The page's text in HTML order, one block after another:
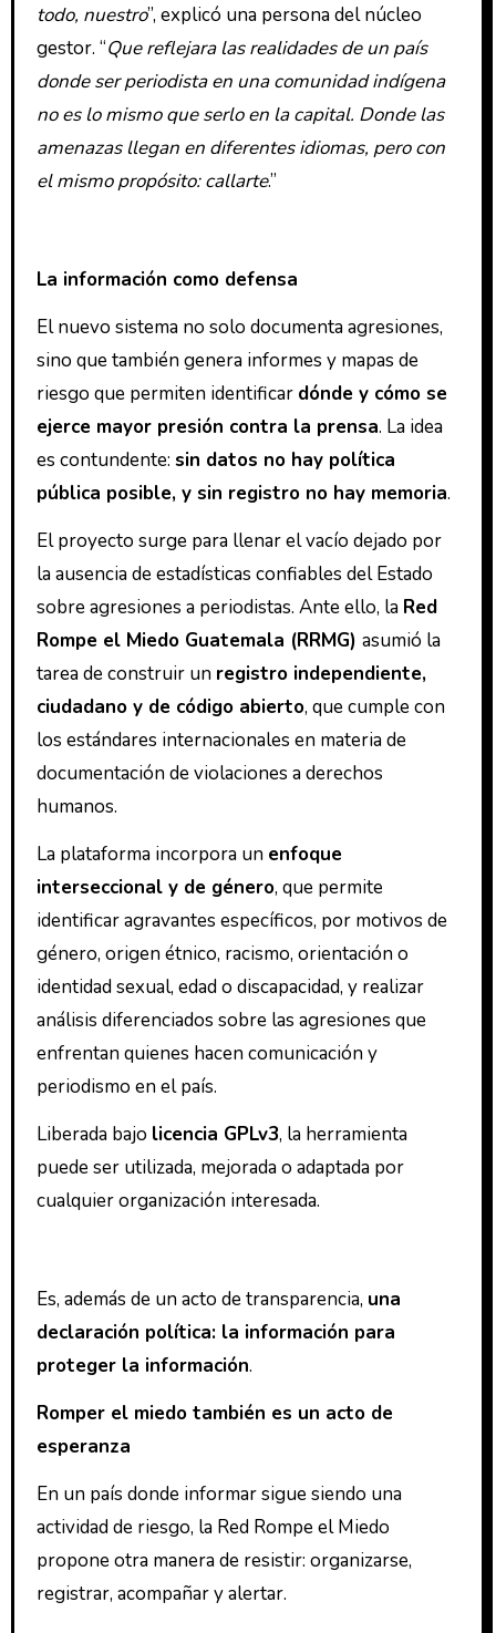
todo, nuestro”, explicó una persona del núcleo
gestor. “Que reflejara las realidades de un país
donde ser periodista en una comunidad indígena
no es lo mismo que serlo en la capital. Donde las
amenazas llegan en diferentes idiomas, pero con
el mismo propósito: callarte.”
La información como defensa
El nuevo sistema no solo documenta agresiones,
sino que también genera informes y mapas de
riesgo que permiten identificar dónde y cómo se
ejerce mayor presión contra la prensa. La idea
es contundente: sin datos no hay política
pública posible, y sin registro no hay memoria.
El proyecto surge para llenar el vacío dejado por
la ausencia de estadísticas confiables del Estado
sobre agresiones a periodistas. Ante ello, la Red
Rompe el Miedo Guatemala (RRMG) asumió la
tarea de construir un registro independiente,
ciudadano y de código abierto, que cumple con
los estándares internacionales en materia de
documentación de violaciones a derechos
humanos.
La plataforma incorpora un enfoque
interseccional y de género, que permite
identificar agravantes específicos, por motivos de
género, origen étnico, racismo, orientación o
identidad sexual, edad o discapacidad, y realizar
análisis diferenciados sobre las agresiones que
enfrentan quienes hacen comunicación y
periodismo en el país.
Liberada bajo licencia GPLv3, la herramienta
puede ser utilizada, mejorada o adaptada por
cualquier organización interesada.
Es, además de un acto de transparencia, una
declaración política: la información para
proteger la información.
Romper el miedo también es un acto de
esperanza
En un país donde informar sigue siendo una
actividad de riesgo, la Red Rompe el Miedo
propone otra manera de resistir: organizarse,
registrar, acompañar y alertar.